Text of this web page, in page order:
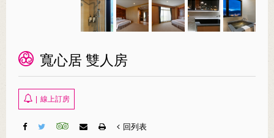
寬心居 雙人房
| 線上訂房
回列表